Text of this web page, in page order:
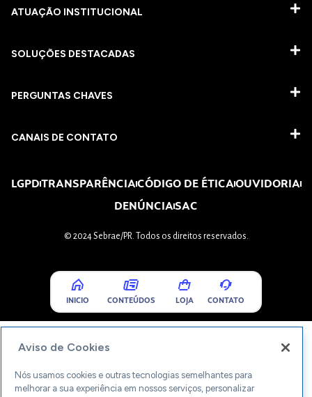
ATUAÇÃO INSTITUCIONAL
SOLUÇÕES DESTACADAS
PERGUNTAS CHAVES​
CANAIS DE CONTATO
LGPDTRANSPARÊNCIACÓDIGO DE ÉTICAOUVIDORIA
DENÚNCIASAC
© 2024 Sebrae/PR. Todos os direitos reservados.
INICIO CONTEÚDOS LOJA CONTATO
Aviso de Cookies
Nós usamos cookies e outras tecnologias semelhantes para
melhorar a sua experiência em nossos serviços, personalizar